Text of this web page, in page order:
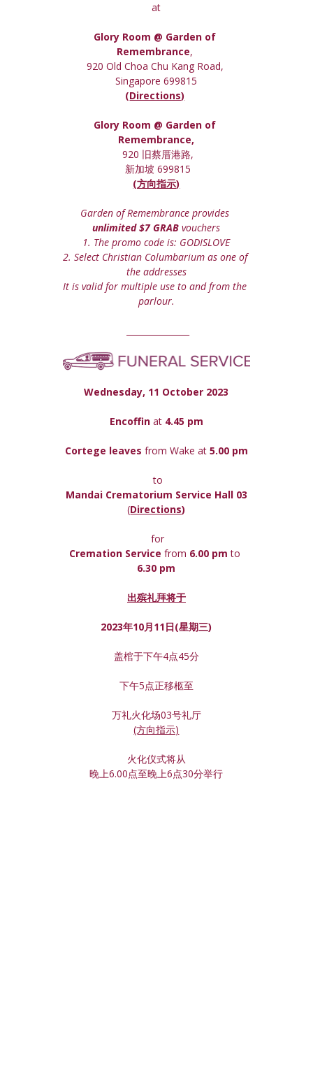
at
Glory Room @ Garden of
Remembrance,
920 Old Choa Chu Kang Road,
Singapore 699815
(Directions)
Glory Room @ Garden of
Remembrance,
920 旧蔡厝港路,
新加坡 699815
(方向指示)
Garden of Remembrance provides
unlimited $7 GRAB vouchers
1. The promo code is: GODISLOVE
2. Select Christian Columbarium as one of
the addresses
It is valid for multiple use to and from the
parlour.
Wednesday, 11 October 2023
Encoffin at 4.45 pm
Cortege leaves from Wake at 5.00 pm
to
Mandai Crematorium Service Hall 03
(Directions)
for
Cremation Service from 6.00 pm to
6.30 pm
出殡礼拜将于
2023年10月11日(星期三)
盖棺于下午4点45分
下午5点正移柩至
万礼火化场03号礼厅
(方向指示)
火化仪式将从
晚上6.00点至晚上6点30分举行